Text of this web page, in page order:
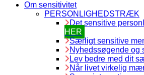
Om sensitivitet
PERSONLIGHEDSTRÆK
Det sensitive
HER
Særligt sensitive
Nyhedssøgende og
Lev bedre med dit
Når livet virkelig